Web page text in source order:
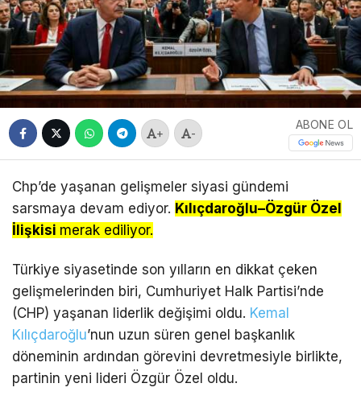
+ -
ABONE OL
Chp’de yaşanan gelişmeler siyasi gündemi
sarsmaya devam ediyor. Kılıçdaroğlu–Özgür Özel
İlişkisi merak ediliyor.
Türkiye siyasetinde son yılların en dikkat çeken
gelişmelerinden biri, Cumhuriyet Halk Partisi’nde
(CHP) yaşanan liderlik değişimi oldu. Kemal
Kılıçdaroğlu’nun uzun süren genel başkanlık
döneminin ardından görevini devretmesiyle birlikte,
partinin yeni lideri Özgür Özel oldu.